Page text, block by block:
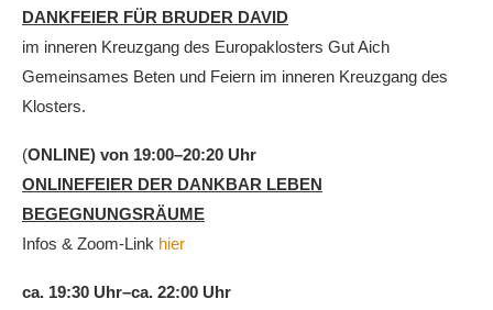
DANKFEIER FÜR BRUDER DAVID
im inneren Kreuzgang des Europaklosters Gut Aich
Gemeinsames Beten und Feiern im inneren Kreuzgang des
Klosters.
(ONLINE) von 19:00–20:20 Uhr
ONLINEFEIER DER DANKBAR LEBEN
BEGEGNUNGSRÄUME
Infos & Zoom-Link hier
ca. 19:30 Uhr–ca. 22:00 Uhr